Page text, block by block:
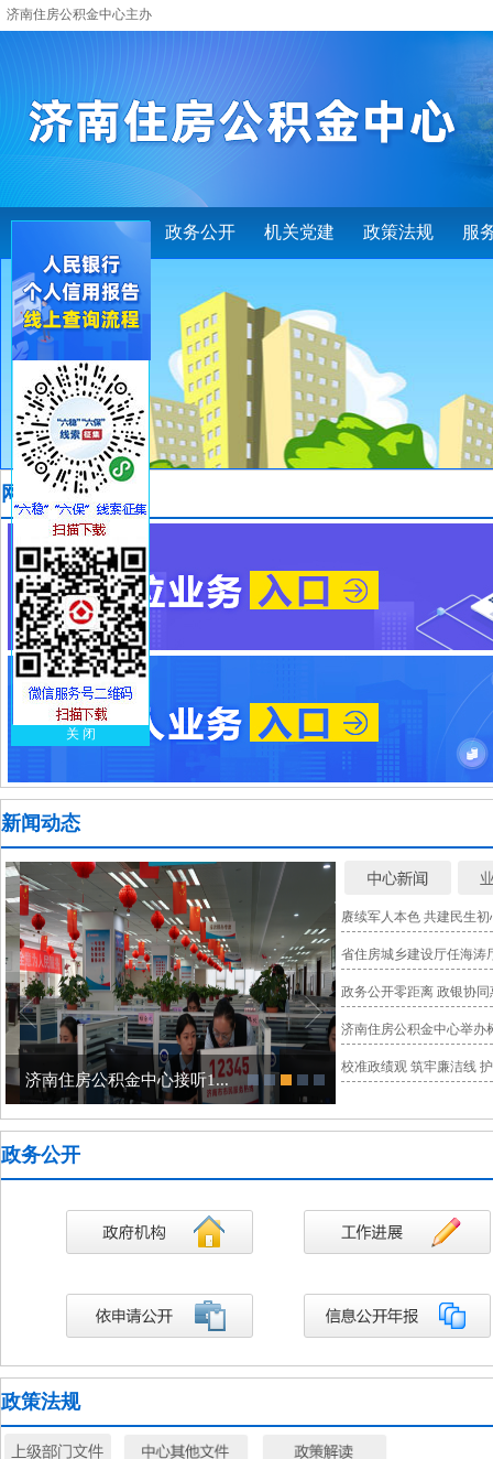
济南住房公积金中心主办
首 页 政务公开 机关党建 政策法规 服
网上大厅
新闻动态
济南住房公积金中心接听1... 济南住房公积金中
赓续军人本色 共建民生
省住房城乡建设厅任海涛
政务公开零距离 政银协
济南住房公积金中心举办
校准政绩观 筑牢廉洁线
政务公开
政策法规
关 闭